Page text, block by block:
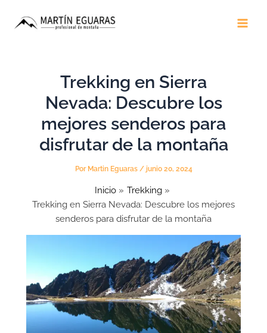
Trekking en Sierra
Nevada: Descubre los
mejores senderos para
disfrutar de la montaña
Por Martin Eguaras / junio 20, 2024
Inicio
Trekking
Trekking en Sierra Nevada: Descubre los mejores
senderos para disfrutar de la montaña